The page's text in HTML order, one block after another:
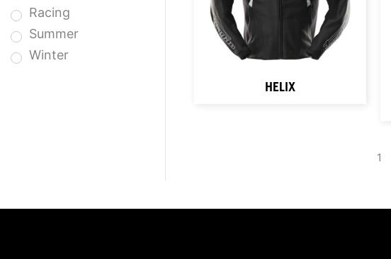
Racing
Summer
Winter
HELIX
1